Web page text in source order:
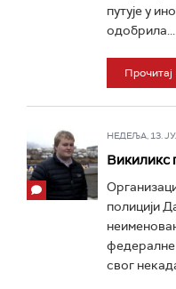
путује у
одобрила...
Прочитај
НЕДЕЉА, 13.
Викиликс
полицији
федералне
свог